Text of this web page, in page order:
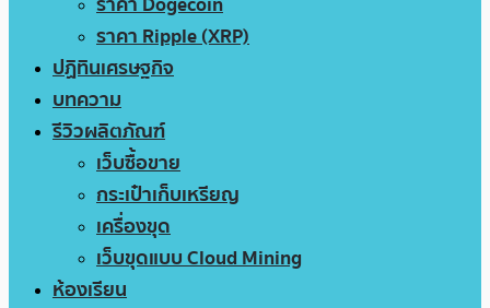
ราคา Ripple (XRP)
ปฏิทินเศรษฐกิจ
บทความ
รีวิวผลิตภัณฑ์
เว็บซื้อขาย
กระเป๋าเก็บเหรียญ
เครื่องขุด
เว็บขุดแบบ Cloud Mining
ห้องเรียน